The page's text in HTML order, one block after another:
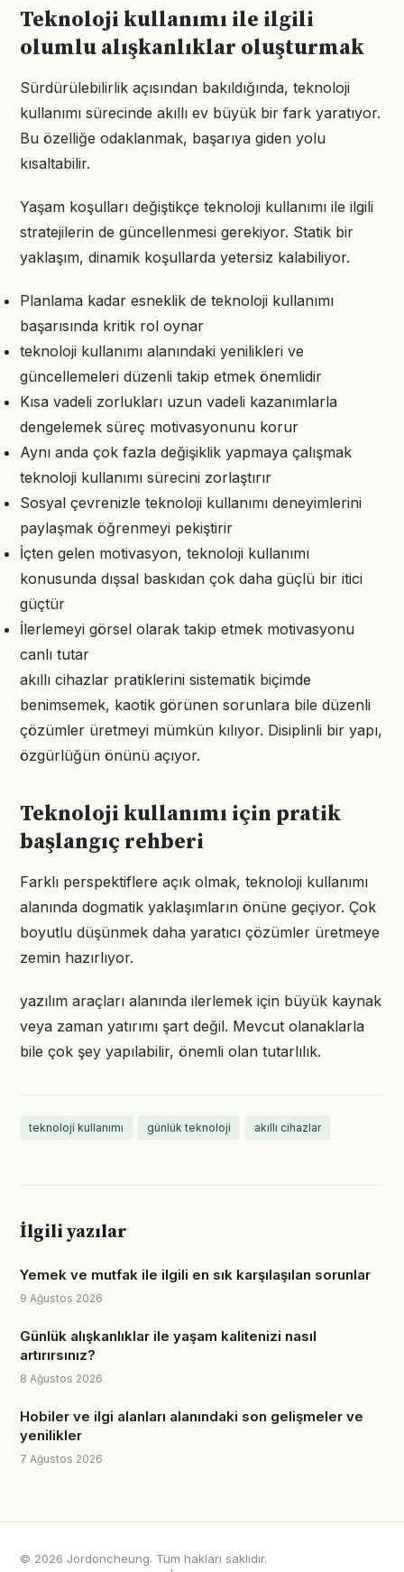
Teknoloji kullanımı ile ilgili
olumlu alışkanlıklar oluşturmak
Sürdürülebilirlik açısından bakıldığında, teknoloji
kullanımı sürecinde akıllı ev büyük bir fark yaratıyor.
Bu özelliğe odaklanmak, başarıya giden yolu
kısaltabilir.
Yaşam koşulları değiştikçe teknoloji kullanımı ile ilgili
stratejilerin de güncellenmesi gerekiyor. Statik bir
yaklaşım, dinamik koşullarda yetersiz kalabiliyor.
Planlama kadar esneklik de teknoloji kullanımı
başarısında kritik rol oynar
teknoloji kullanımı alanındaki yenilikleri ve
güncellemeleri düzenli takip etmek önemlidir
Kısa vadeli zorlukları uzun vadeli kazanımlarla
dengelemek süreç motivasyonunu korur
Aynı anda çok fazla değişiklik yapmaya çalışmak
teknoloji kullanımı sürecini zorlaştırır
Sosyal çevrenizle teknoloji kullanımı deneyimlerini
paylaşmak öğrenmeyi pekiştirir
İçten gelen motivasyon, teknoloji kullanımı
konusunda dışsal baskıdan çok daha güçlü bir itici
güçtür
İlerlemeyi görsel olarak takip etmek motivasyonu
canlı tutar
akıllı cihazlar pratiklerini sistematik biçimde
benimsemek, kaotik görünen sorunlara bile düzenli
çözümler üretmeyi mümkün kılıyor. Disiplinli bir yapı,
özgürlüğün önünü açıyor.
Teknoloji kullanımı için pratik
başlangıç rehberi
Farklı perspektiflere açık olmak, teknoloji kullanımı
alanında dogmatik yaklaşımların önüne geçiyor. Çok
boyutlu düşünmek daha yaratıcı çözümler üretmeye
zemin hazırlıyor.
yazılım araçları alanında ilerlemek için büyük kaynak
veya zaman yatırımı şart değil. Mevcut olanaklarla
bile çok şey yapılabilir, önemli olan tutarlılık.
teknoloji kullanımı günlük teknoloji akıllı cihazlar
İlgili yazılar
Yemek ve mutfak ile ilgili en sık karşılaşılan sorunlar
9 Ağustos 2026
Günlük alışkanlıklar ile yaşam kalitenizi nasıl
artırırsınız?
8 Ağustos 2026
Hobiler ve ilgi alanları alanındaki son gelişmeler ve
yenilikler
7 Ağustos 2026
© 2026 Jordoncheung. Tüm hakları saklıdır.